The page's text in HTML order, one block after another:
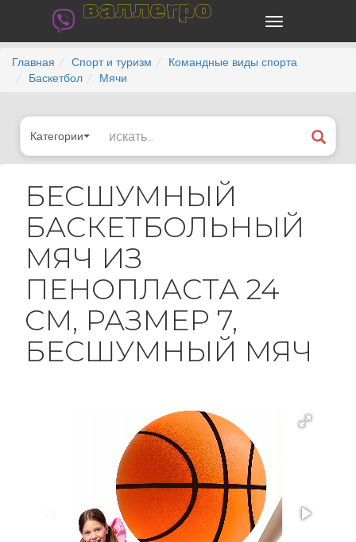
валлегро
Главная Спорт и туризм
Командные виды спорта
Баскетбол
Мячи
Категории
БЕСШУМНЫЙ
БАСКЕТБОЛЬНЫЙ
МЯЧ ИЗ
ПЕНОПЛАСТА 24
СМ, РАЗМЕР 7,
БЕСШУМНЫЙ МЯЧ